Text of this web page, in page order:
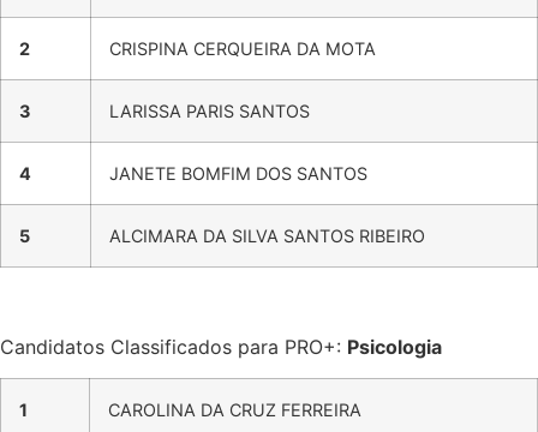
2 CRISPINA CERQUEIRA DA MOTA
3 LARISSA PARIS SANTOS
4 JANETE BOMFIM DOS SANTOS
5 ALCIMARA DA SILVA SANTOS RIBEIRO
Candidatos Classificados para PRO+: Psicologia
1 CAROLINA DA CRUZ FERREIRA